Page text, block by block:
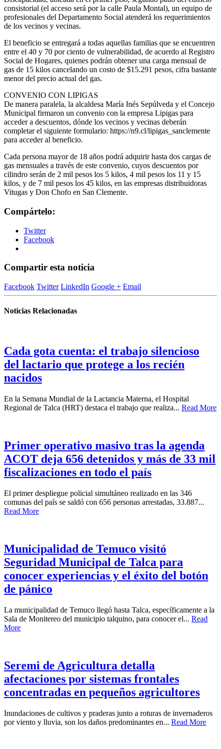
consistorial (el acceso será por la calle Paula Montal), un equipo de
profesionales del Departamento Social atenderá los requerimientos
de los vecinos y vecinas.
El beneficio se entregará a todas aquellas familias que se encuentren
entre el 40 y 70 por ciento de vulnerabilidad, de acuerdo al Registro
Social de Hogares, quienes podrán obtener una carga mensual de
gas de 15 kilos cancelando un costo de $15.291 pesos, cifra bastante
menor del precio actual del gas.
CONVENIO CON LIPIGAS
De manera paralela, la alcaldesa María Inés Sepúlveda y el Concejo
Municipal firmaron un convenio con la empresa Lipigas para
acceder a descuentos, dónde los vecinos y vecinas deberán
completar el siguiente formulario: https://n9.cl/lipigas_sanclemente
para acceder al beneficio.
Cada persona mayor de 18 años podrá adquirir hasta dos cargas de
gas mensuales a través de este convenio, cuyos descuentos por
cilindro serán de 2 mil pesos los 5 kilos, 4 mil pesos los 11 y 15
kilos, y de 7 mil pesos los 45 kilos, en las empresas distribuidoras
Vitugas y Don Chofo en San Clemente.
Compártelo:
Twitter
Facebook
Compartir esta noticia
Facebook Twitter LinkedIn Google + Email
Noticias Relacionadas
Cada gota cuenta: el trabajo silencioso
del lactario que protege a los recién
nacidos
En la Semana Mundial de la Lactancia Materna, el Hospital
Regional de Talca (HRT) destaca el trabajo que realiza... Read More
Primer operativo masivo tras la agenda
ACOT deja 656 detenidos y más de 33 mil
fiscalizaciones en todo el país
El primer despliegue policial simultáneo realizado en las 346
comunas del país se saldó con 656 personas arrestadas, 33.887...
Read More
Municipalidad de Temuco visitó
Seguridad Municipal de Talca para
conocer experiencias y el éxito del botón
de pánico
La municipalidad de Temuco llegó hasta Talca, específicamente a la
Sala de Monitereo del municipio talquino, para conocer el... Read
More
Seremi de Agricultura detalla
afectaciones por sistemas frontales
concentradas en pequeños agricultores
Inundaciones de cultivos y praderas junto a roturas de invernaderos
por viento y lluvia, son los daños predominantes en... Read More